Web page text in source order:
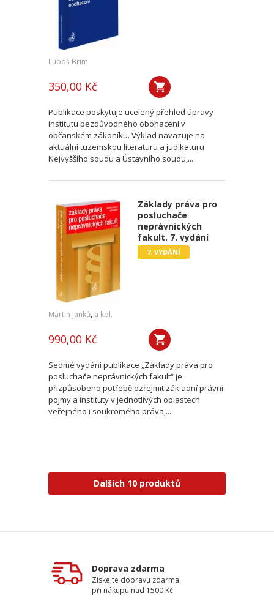
Luboš Brim
350,00 Kč
Publikace poskytuje ucelený přehled úpravy
institutu bezdůvodného obohacení v
občanském zákoníku. Výklad navazuje na
aktuální tuzemskou literaturu a judikaturu
Nejvyššího soudu a Ústavního soudu,...
Základy práva pro
posluchače
neprávnických
fakult. 7. vydání
7. VYDÁNÍ
Martin Janků, a kol.
990,00 Kč
Sedmé vydání publikace „Základy práva pro
posluchače neprávnických fakult“ je
přizpůsobeno potřebě ozřejmit základní právní
pojmy a instituty v jednotlivých oblastech
veřejného i soukromého práva,...
Dalších 10 produktů
Doprava zdarma
Získejte dopravu zdarma
při nákupu nad 1500 Kč.